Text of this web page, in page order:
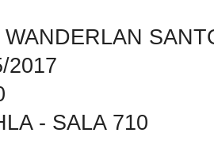
2017
- SALA 710